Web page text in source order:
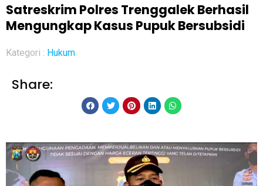
Satreskrim Polres Trenggalek Berhasil
Mengungkap Kasus Pupuk Bersubsidi
Kategori : Hukum
Share: